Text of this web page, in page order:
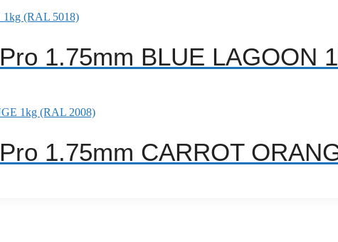
1.75mm BLUE LAGOON
1.75mm CARROT